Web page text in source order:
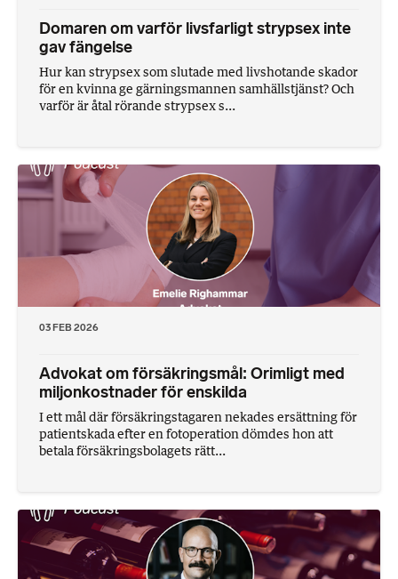
Domaren om varför livsfarligt strypsex inte
gav fängelse
Hur kan strypsex som slutade med livshotande skador
för en kvinna ge gärningsmannen samhällstjänst? Och
varför är åtal rörande strypsex s...
03 FEB 2026
Advokat om försäkringsmål: Orimligt med
miljonkostnader för enskilda
I ett mål där försäkringstagaren nekades ersättning för
patientskada efter en fotoperation dömdes hon att
betala försäkringsbolagets rätt...